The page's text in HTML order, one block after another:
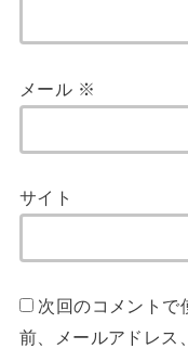
メール ※
サイト
次回のコメントで
前、メールアドレス